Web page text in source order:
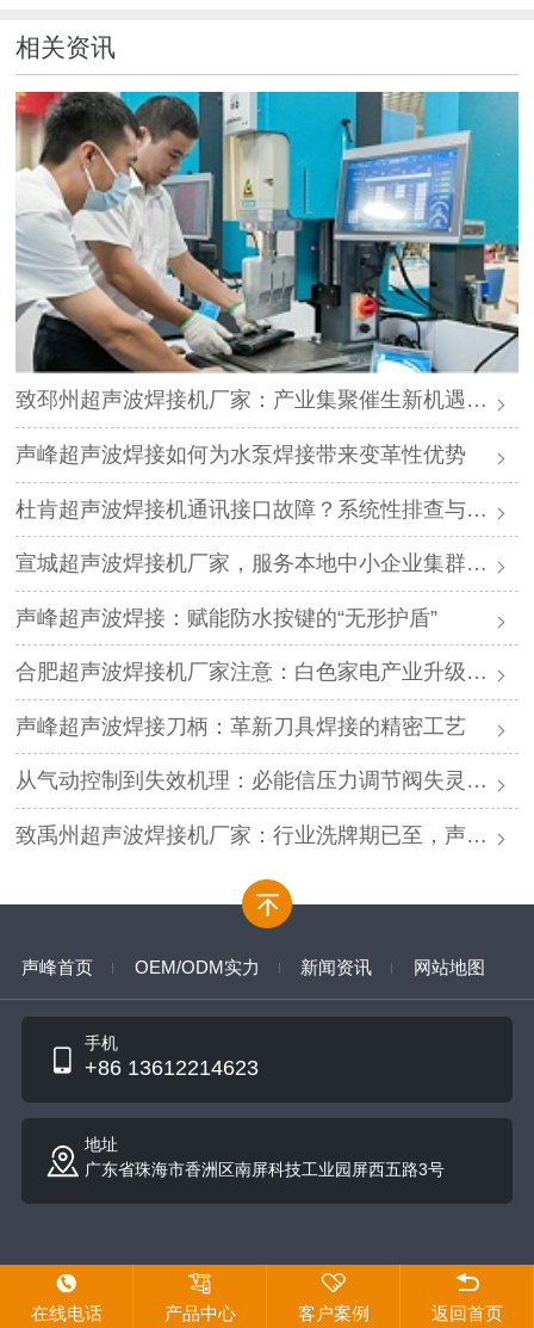
相关资讯
致邳州超声波焊接机厂家：产业集聚催生新机遇，声峰源头工厂邀您抱团发展
声峰超声波焊接如何为水泵焊接带来变革性优势
杜肯超声波焊接机通讯接口故障？系统性排查与专业解决方案
宣城超声波焊接机厂家，服务本地中小企业集群，声峰ODM贴牌助您轻装上阵
声峰超声波焊接：赋能防水按键的“无形护盾”
合肥超声波焊接机厂家注意：白色家电产业升级，声峰源头工厂诚邀加盟
声峰超声波焊接刀柄：革新刀具焊接的精密工艺
从气动控制到失效机理：必能信压力调节阀失灵的深度解析与专业修复
致禹州超声波焊接机厂家：行业洗牌期已至，声峰源头工厂邀您抱团取暖
声峰首页 OEM/ODM实力 新闻资讯 网站地图
手机
+86 13612214623
地址
广东省珠海市香洲区南屏科技工业园屏西五路3号
在线电话 产品中心 客户案例 返回首页